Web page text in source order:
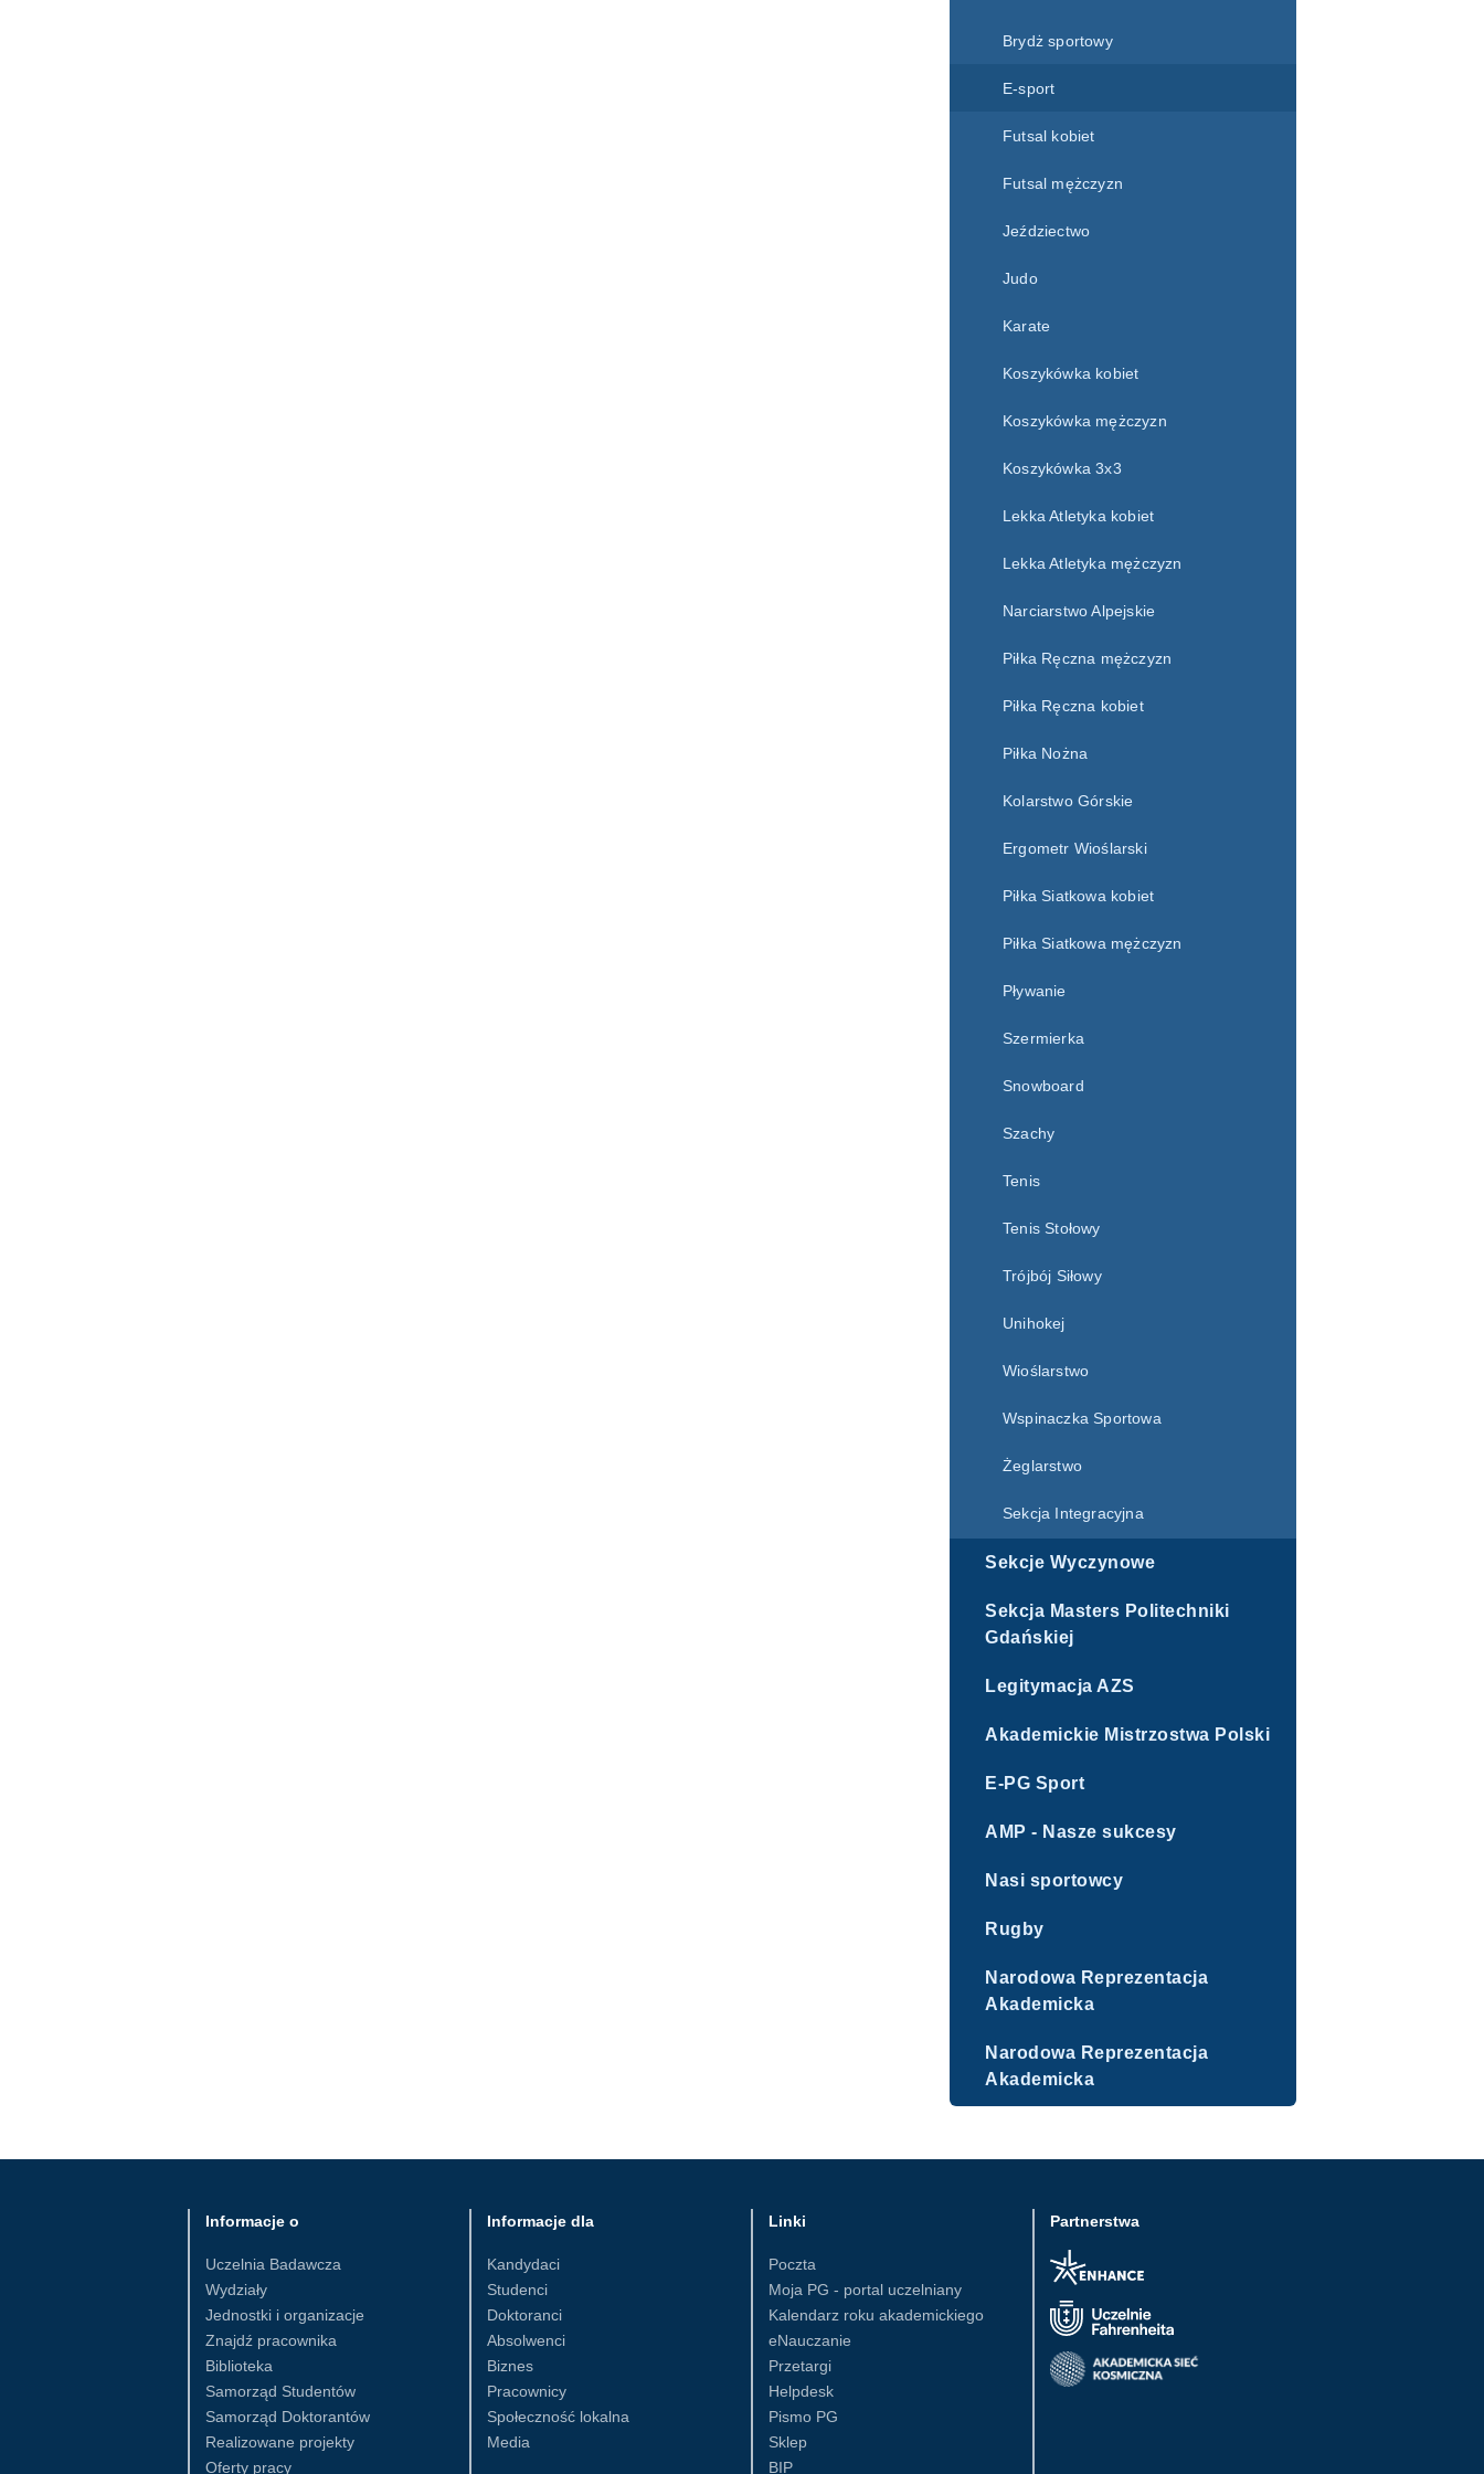
Brydż sportowy
E-sport
Futsal kobiet
Futsal mężczyzn
Jeździectwo
Judo
Karate
Koszykówka kobiet
Koszykówka mężczyzn
Koszykówka 3x3
Lekka Atletyka kobiet
Lekka Atletyka mężczyzn
Narciarstwo Alpejskie
Piłka Ręczna mężczyzn
Piłka Ręczna kobiet
Piłka Nożna
Kolarstwo Górskie
Ergometr Wioślarski
Piłka Siatkowa kobiet
Piłka Siatkowa mężczyzn
Pływanie
Szermierka
Snowboard
Szachy
Tenis
Tenis Stołowy
Trójbój Siłowy
Unihokej
Wioślarstwo
Wspinaczka Sportowa
Żeglarstwo
Sekcja Integracyjna
Sekcje Wyczynowe
Sekcja Masters Politechniki
Gdańskiej
Legitymacja AZS
Akademickie Mistrzostwa Polski
E-PG Sport
AMP - Nasze sukcesy
Nasi sportowcy
Rugby
Narodowa Reprezentacja
Akademicka
Narodowa Reprezentacja
Akademicka
Partnerstwa
Informacje o
Uczelnia Badawcza
Wydziały
Jednostki i organizacje
Znajdź pracownika
Biblioteka
Samorząd Studentów
Samorząd Doktorantów
Realizowane projekty
Oferty pracy
Informacje dla
Kandydaci
Studenci
Doktoranci
Absolwenci
Biznes
Pracownicy
Społeczność lokalna
Media
Linki
Poczta
Moja PG - portal uczelniany
Kalendarz roku akademickiego
eNauczanie
Przetargi
Helpdesk
Pismo PG
Sklep
BIP